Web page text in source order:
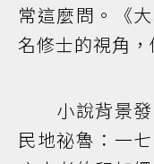
常這麼問。《
名修士的視角，
小說背景發
民地祕魯：一